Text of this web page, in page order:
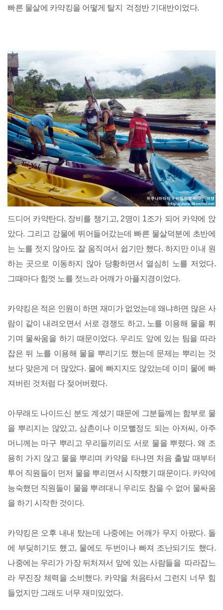
빠른 물살에 카약킹을 어떻게 탈지 걱정반 기대반이었다.
드디어 카약탄다. 장비를 챙기고, 2명이 1조가 되어 카약에 앉
았다. 그리고 강물에 뛰어들어갔는데 빠른 물살덕분에 초반에
는 노를 젓지 않아도 잘 움직여서 쉽기만 했다. 하지만 이내 원
하는 곳으로 이동하지 않아 당황하면서 열심히 노를 저었다.
그때마다 힘껏 노를 젓느라 어깨가 아플지경이었다.
카약킹은 적은 인원이 하면 재미가 없었는데 왜냐하면 많은 사
람이 같이 내려오면서 서로 경쟁도 하고, 노를 이용해 물을 튀
기며 물싸움을 하기 때문이었다. 우리도 앞에 있는 팀을 따라
잡은 뒤 노를 이용해 물을 뿌리기도 했는데 문제는 뿌리는 것
보다 맞은게 더 많았다. 물에 빠지지도 않았는데 이미 물에 빠
져버린 것처럼 다 젖어버렸다.
아무래도 나이드신 분도 계셨기 때문에 그분들께는 함부로 물
을 뿌리지는 않았고, 삼촌이나 이모뻘정도 되는 아저씨, 아주
머니께는 마구 뿌리고 우리들끼리도 서로 물을 뿌렸다. 왜 조
용히 가지 않고 물을 뿌리며 카약을 타냐면 처음 출발 때부터
투어 직원들이 먼저 물을 뿌리면서 시작했기 때문이다. 카약에
능숙했던 직원들이 물을 뿌려대니 우리도 참을 수 없어 물싸움
을 하기 시작한 것이다.
카약킹은 오후 내내 탔는데 나중에는 어깨가 무지 아팠다. 돌
에 부딪히기도 했고, 물에도 두번이나 빠져 조난되기도 했다.
나중에는 우리가 가장 뒤처져서 앞에 있는 사람들을 따라잡느
라 무진장 체력을 소비했다. 카약을 처음타서 그런지 너무 힘
들었지만 그래도 너무 재미있었다.